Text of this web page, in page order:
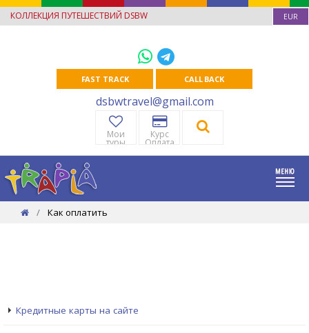
КОЛЛЕКЦИЯ ПУТЕШЕСТВИЙ DSBW EUR
FAST TRACK CALL BACK
dsbwtravel@gmail.com
Мои
туры
Курс
Оплата
Как оплатить
Кредитные карты на сайте